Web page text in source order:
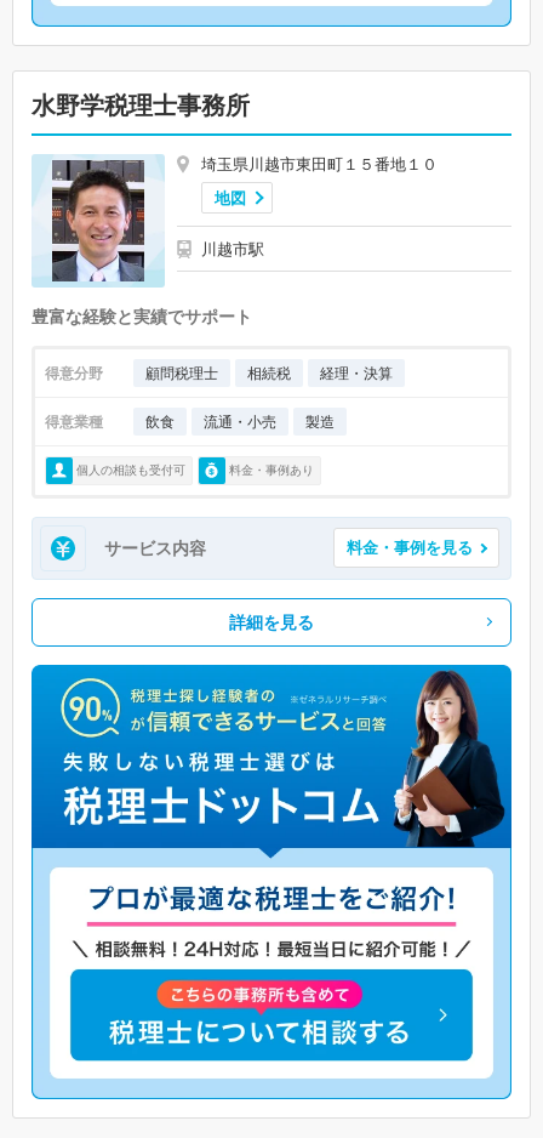
水野学税理士事務所
埼玉県川越市東田町１５番地１０
地図
川越市駅
豊富な経験と実績でサポート
得意分野 顧問税理士 相続税 経理・決算
得意業種 飲食 流通・小売 製造
個人の相談も受付可 料金・事例あり
サービス内容 料金・事例を見る
詳細を見る